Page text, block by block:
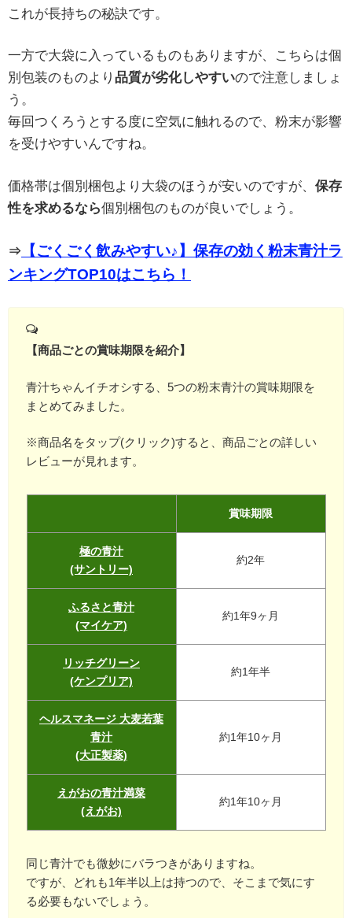
これが長持ちの秘訣です。
一方で大袋に入っているものもありますが、こちらは個
別包装のものより 品質が劣化しやすいので注意しましょ
う。
毎回つくろうとする度に空気に触れるので、粉末が影響
を受けやすいんですね。
価格帯は個別梱包より大袋のほうが安いのですが、 保存
性を求めるなら個別梱包のものが良いでしょう。
⇒ 【ごくごく飲みやすい♪】保存の効く粉末青汁ラ
ンキングTOP10はこちら！
【商品ごとの賞味期限を紹介】
青汁ちゃんイチオシする、5つの粉末青汁の賞味期限を
まとめてみました。
※商品名をタップ(クリック)すると、商品ごとの詳しい
レビューが見れます。
賞味期限
極の青汁
(サントリー)
約2年
ふるさと青汁
(マイケア)
約1年9ヶ月
リッチグリーン
(ケンプリア)
約1年半
ヘルスマネージ 大麦若葉
青汁
(大正製薬)
約1年10ヶ月
えがおの青汁満菜
(えがお)
約1年10ヶ月
同じ青汁でも微妙にバラつきがありますね。
ですが、どれも1年半以上は持つので、そこまで気にす
る必要もないでしょう。